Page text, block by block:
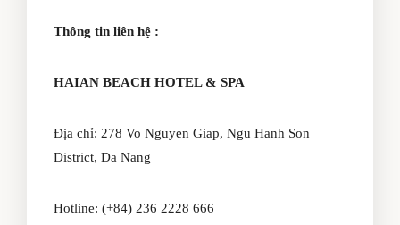
Thông tin liên hệ :
HAIAN BEACH HOTEL & SPA
Địa chỉ: 278 Vo Nguyen Giap, Ngu Hanh Son
District, Da Nang
Hotline: (+84) 236 2228 666